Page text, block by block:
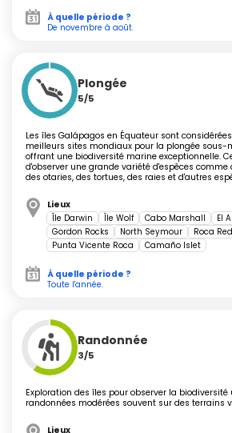
d'exception
concentration d'espèces
géantes errent en toute liberté à
observables à la nurserie et en pleine
marins , les seuls au monde à se
colonisent les rochers basaltiques
principalement à Fernandina et
Côté oiseaux, le spectacle des
rouges, la parade nuptiale de l'albatros
à décembre) ou encore la nage
Galápagos(notamment sur
rythment toute l'année les
et baleines à bosse croisent souvent
surprises saisonnières comme la
venue des baleines (de juin à octobre
Un éventail d'activités
mer
À quelle période ?
De novembre à août.
Plongée
5/5
Les îles Galápagos en Équateur sont
meilleurs sites mondiaux pour la plongée sous-
offrant une biodiversité marine exceptionnelle.
d'observer une grande variété d'espèces
des otaries, des tortues, des raies et d'autres
Lieux
Île Darwin Île Wolf Cabo Marshall El
Gordon Rocks
North Seymour Roca
Punta Vicente Roca
Camaño Islet
À quelle période ?
Toute l'année.
Randonnée
3/5
Exploration des îles pour observer la biodiversité
randonnées modérées souvent sur des terrains
Lieux